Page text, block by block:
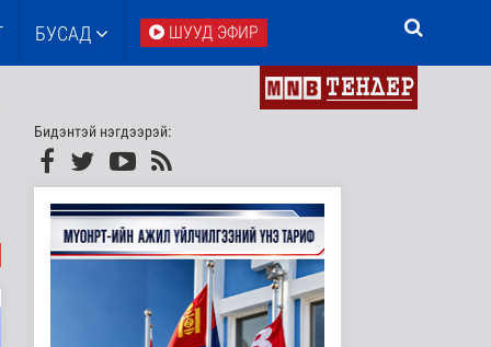
БУСАД ШУУД ЭФИР
Бидэнтэй нэгдээрэй: